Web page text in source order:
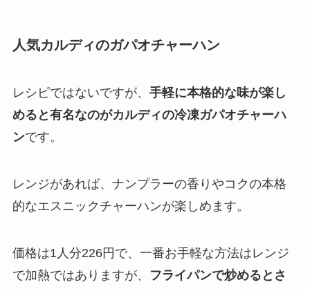
人気カルディのガパオチャーハン
レシピではないですが、 手軽に本格的な味が楽し
めると有名なのがカルディの冷凍ガパオチャーハ
ンです。
レンジがあれば、ナンプラーの香りやコクの本格
的なエスニックチャーハンが楽しめます。
価格は1人分226円で、一番お手軽な方法はレンジ
で加熱ではありますが、
フライパンで炒めるとさ